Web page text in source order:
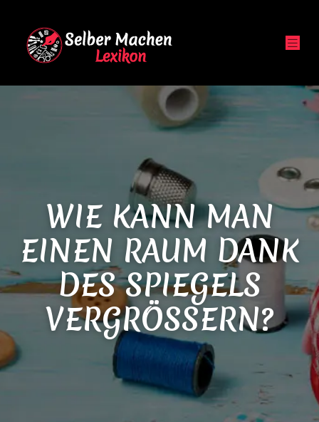
WIE KANN MAN
EINEN RAUM DANK
DES SPIEGELS
VERGRÖSSERN?